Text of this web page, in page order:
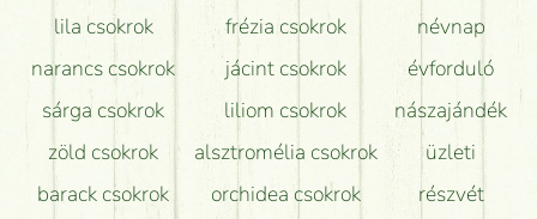
lila csokrok
narancs csokrok
sárga csokrok
zöld csokrok
barack csokrok
frézia csokrok
jácint csokrok
liliom csokrok
alsztromélia csokrok
orchidea csokrok
névnap
évforduló
nászajándék
üzleti
részvét